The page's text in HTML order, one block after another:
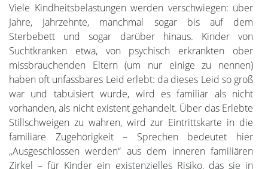
Viele Kindheitsbelastungen werden verschwiegen: über
Jahre, Jahrzehnte, manchmal sogar bis auf dem
Sterbebett und sogar darüber hinaus. Kinder von
Suchtkranken etwa, von psychisch erkrankten ober
missbrauchenden Eltern (um nur einige zu nennen)
haben oft unfassbares Leid erlebt: da dieses Leid so groß
war und tabuisiert wurde, wird es familiär als nicht
vorhanden, als nicht existent gehandelt. Über das Erlebte
Stillschweigen zu wahren, wird zur Eintrittskarte in die
familiäre Zugehörigkeit – Sprechen bedeutet hier
„Ausgeschlossen werden“ aus dem inneren familiären
Zirkel – für Kinder ein existenzielles Risiko, das sie in